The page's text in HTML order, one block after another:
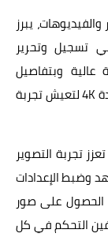
يبرز
تسجيل وتحرير
عالية وبتفاصيل
مدهشة، مع القدرة على تسجيل فيديوهات بجودة 4K لتعيش تجربة
تجربة التصوير
وضبط الإعدادات
الحصول على صور
التحكم في كل